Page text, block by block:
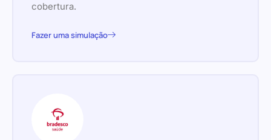
cobertura.
Fazer uma simulação